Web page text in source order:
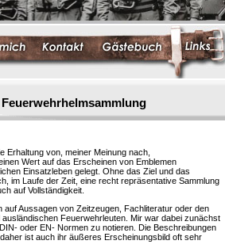
Erhaltung von, meiner Meinung nach,
Wert auf das Erscheinen von Emblemen
Einsatzleben gelegt. Ohne das Ziel und das
im Laufe der Zeit, eine recht repräsentative Sammlung
auf Vollständigkeit.
Aussagen von Zeitzeugen, Fachliteratur oder den
Feuerwehrleuten. Mir war dabei zunächst
oder EN- Normen zu notieren. Die Beschreibungen
ist auch ihr äußeres Erscheinungsbild oft sehr